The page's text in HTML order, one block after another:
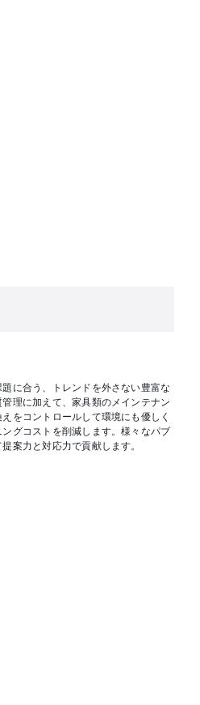
に合う、トレンドを外さない豊富な
理に加えて、家具類のメインテナン
をコントロールして環境にも優しく
グコストを削減します。様々なパブ
案力と対応力で貢献します。